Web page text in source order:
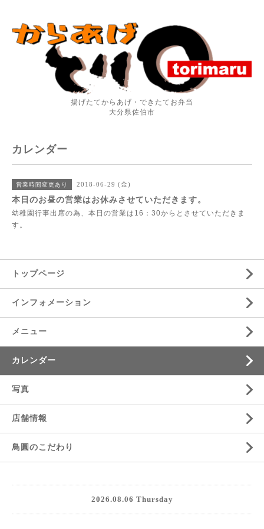
揚げたてからあげ・できたてお弁当
大分県佐伯市
カレンダー
営業時間変更あり 2018-06-29 (金)
本日のお昼の営業はお休みさせていただきます。
幼稚園行事出席の為、本日の営業は16：30からとさせていただきま
す。
トップページ
インフォメーション
メニュー
カレンダー
写真
店舗情報
鳥圓のこだわり
2026.08.06 Thursday